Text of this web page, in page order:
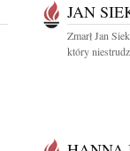
JAN
Zmarł Jan
który